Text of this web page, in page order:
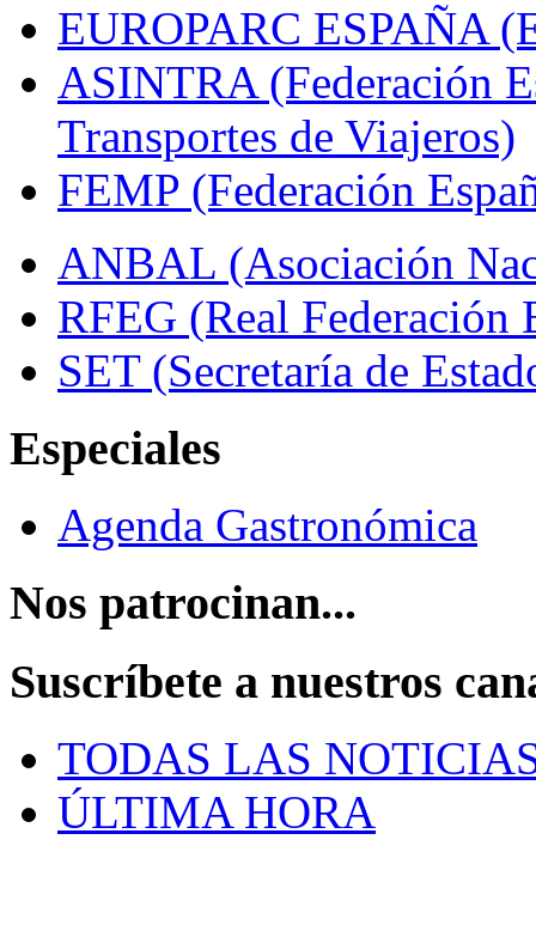
EUROPARC ESPAÑA
ASINTRA (Federación
Transportes de Viajeros)
FEMP (Federación
ANBAL (Asociación
RFEG (Real Federación
SET (Secretaría de
Especiales
Agenda Gastronómica
Nos patrocinan...
Suscríbete a nuestros
TODAS LAS
ÚLTIMA HORA